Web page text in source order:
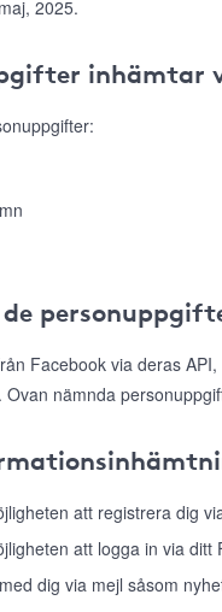
2025.
inhämtar
Facebook via deras
nämnda
att registrera dig
att logga in via ditt
dig via mejl såsom